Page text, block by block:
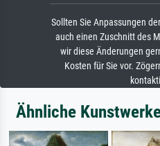
Sollten Sie Anpassungen
auch einen Zuschnitt des
wir diese Änderungen
Kosten für Sie vor.
Ähnliche